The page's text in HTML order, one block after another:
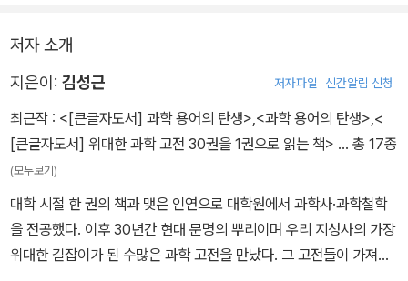
양 세계관의 충돌과 상호작용 속에서 전개되었음을 밝혀낸다. 개념은
으로 작동한다. 과학 개념들이 어떻게 만들어져서 지금 우리에게까지
이어졌는지 한 번이라도 궁금해한 독자는 이 책을 읽으면서 짜릿한
즐거움을 느낄 수 있을 것이다.
e, 동아시아의 한자어 과학科學을 잇는 계보를 이해할 때, 엔지니어
engineer의 어원이 르네상스 시대의 신흥 장인 집단 인게니아토르in
순우리말 ‘힘갈’과 ‘다있글힘’으로 고쳐 쓰자던 한국 과학사의 한 장면
을 음미할 때, 전문 과학기술인뿐만 아니라 과학 문화를 향유하고자
하는 교양인 모두에게 새로운 과학의 영靈과 감感이 찾아올 것이다.
저자 소개
지은이: 김성근 저자파일 신간알림 신청
최근작 : <[큰글자도서] 과학 용어의 탄생> <과학 용어의 탄생> <
[큰글자도서] 위대한 과학 고전 30권을 1권으로 읽는 책> … 총 17종
(모두보기)
대학 시절 한 권의 책과 맺은 인연으로 대학원에서 과학사·과학철학
을 전공했다. 이후 30년간 현대 문명의 뿌리이며 우리 지성사의 가장
위대한 길잡이가 된 수많은 과학 고전을 만났다. 그 고전들이 가져다